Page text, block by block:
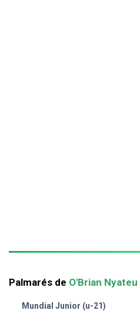
Palmarés de O'Brian Nyateu
Mundial Junior (u-21)